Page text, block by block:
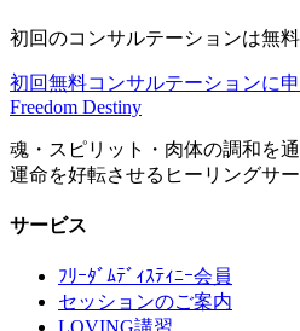
初回のコンサルテーションは無料
初回無料コンサルテーションに
Freedom Destiny
魂・スピリット・肉体の調和を
運命を好転させるヒーリングサ
サービス
ﾌﾘｰﾀﾞﾑﾃﾞｨｽﾃｨﾆｰ会員
セッションのご案内